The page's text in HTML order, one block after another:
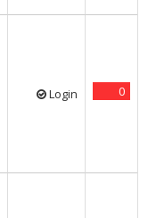
Login 0